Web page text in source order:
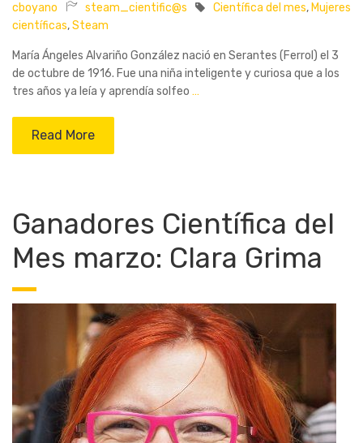
cboyano
steam_cientific@s Científica del mes,Mujeres
científicas,Steam
María Ángeles Alvariño González nació en Serantes (Ferrol) el 3
de octubre de 1916. Fue una niña inteligente y curiosa que a los
tres años ya leía y aprendía solfeo …
Read More
Ganadores Científica del
Mes marzo: Clara Grima